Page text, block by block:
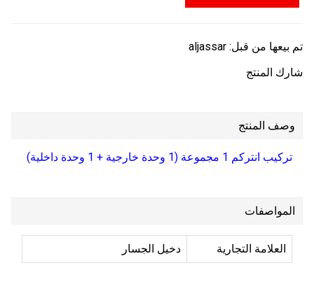
تم بيعها من قبل: aljassar
شارك المنتج
وصف المنتج
تركيب انتركم 1 مجموعة (1 وحدة خارجية + 1 وحدة داخلية)
المواصفات
العلامة التجارية دخيل الجسار